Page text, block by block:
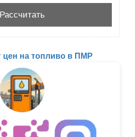
цен на топливо в ПМР